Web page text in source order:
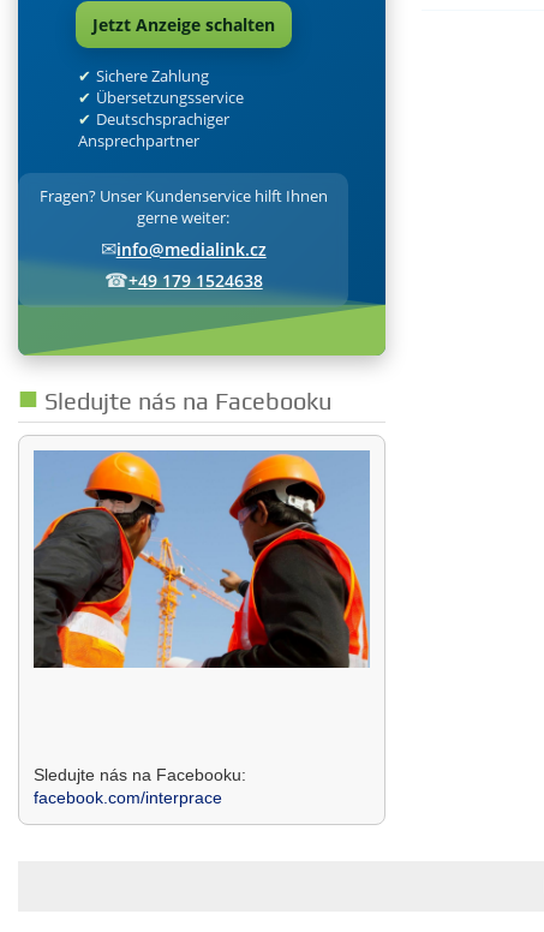
Jetzt Anzeige schalten
Sichere Zahlung
Übersetzungsservice
Deutschsprachiger
Ansprechpartner
Fragen? Unser Kundenservice hilft Ihnen
gerne weiter:
✉info@medialink.cz
☎+49 179 1524638
Sledujte nás na Facebooku
Sledujte nás na Facebooku:
facebook.com/interprace